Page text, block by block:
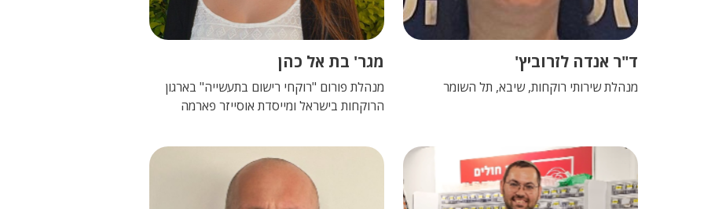
ד"ר אנדה לזרוביץ'
מנהלת שירותי רוקחות, שיבא, תל השומר
מגר' בת אל כהן
מנהלת פורום "רוקחי רישום בתעשייה" בארגון
הרוקחות בישראל ומייסדת אוסייזר פארמה